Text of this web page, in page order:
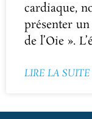
cardiaque,
présenter
de l’Oie ».
LIRE LA SUITE